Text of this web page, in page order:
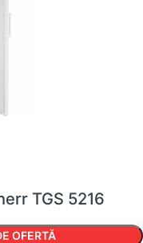
TGS 5216
OFERTĂ